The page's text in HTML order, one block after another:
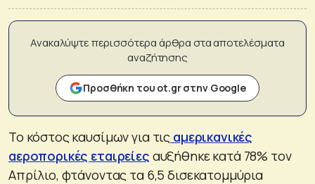
Ανακαλύψτε περισσότερα άρθρα στα αποτελέσματα
αναζήτησης
Προσθήκη του ot.gr στην Google
Το κόστος καυσίμων για τις αμερικανικές
αεροπορικές εταιρείες αυξήθηκε κατά 78% τον
Απρίλιο, φτάνοντας τα 6,5 δισεκατομμύρια